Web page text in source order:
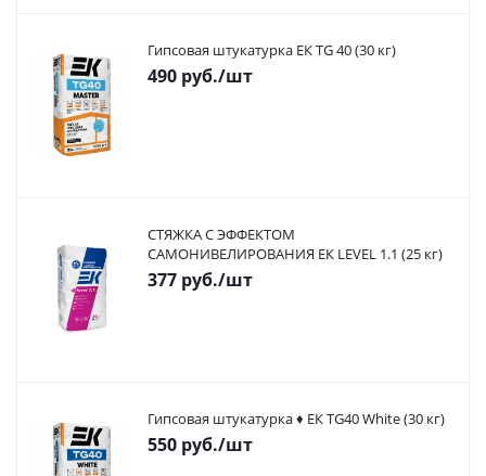
Гипсовая штукатурка ЕК TG 40 (30 кг)
490 руб./шт
СТЯЖКА С ЭФФЕКТОМ
САМОНИВЕЛИРОВАНИЯ ЕК LEVEL 1.1 (25 кг)
377 руб./шт
Гипсовая штукатурка ♦ ЕК TG40 White (30 кг)
550 руб./шт